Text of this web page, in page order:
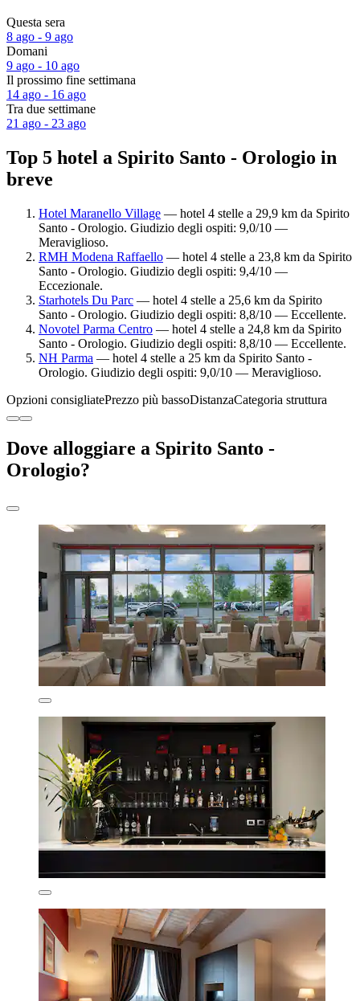
Questa sera
8 ago - 9 ago
Domani
9 ago - 10 ago
Il prossimo fine settimana
14 ago - 16 ago
Tra due settimane
21 ago - 23 ago
Top 5 hotel a Spirito Santo - Orologio in
breve
Hotel Maranello Village — hotel 4 stelle a 29,9 km da Spirito
Santo - Orologio. Giudizio degli ospiti: 9,0/10 —
Meraviglioso.
RMH Modena Raffaello — hotel 4 stelle a 23,8 km da Spirito
Santo - Orologio. Giudizio degli ospiti: 9,4/10 —
Eccezionale.
Starhotels Du Parc — hotel 4 stelle a 25,6 km da Spirito
Santo - Orologio. Giudizio degli ospiti: 8,8/10 — Eccellente.
Novotel Parma Centro — hotel 4 stelle a 24,8 km da Spirito
Santo - Orologio. Giudizio degli ospiti: 8,8/10 — Eccellente.
NH Parma — hotel 4 stelle a 25 km da Spirito Santo -
Orologio. Giudizio degli ospiti: 9,0/10 — Meraviglioso.
Opzioni consigliatePrezzo più bassoDistanzaCategoria struttura
Dove alloggiare a Spirito Santo -
Orologio?